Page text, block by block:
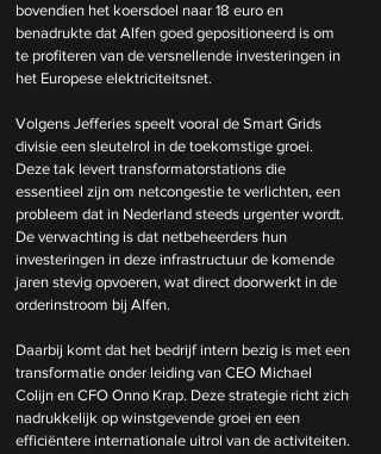
bovendien het koersdoel naar 18 euro en
benadrukte dat Alfen goed gepositioneerd is om
te profiteren van de versnellende investeringen in
het Europese elektriciteitsnet.
Volgens Jefferies speelt vooral de Smart Grids
divisie een sleutelrol in de toekomstige groei.
Deze tak levert transformatorstations die
essentieel zijn om netcongestie te verlichten, een
probleem dat in Nederland steeds urgenter wordt.
De verwachting is dat netbeheerders hun
investeringen in deze infrastructuur de komende
jaren stevig opvoeren, wat direct doorwerkt in de
orderinstroom bij Alfen.
Daarbij komt dat het bedrijf intern bezig is met een
transformatie onder leiding van CEO Michael
Colijn en CFO Onno Krap. Deze strategie richt zich
nadrukkelijk op winstgevende groei en een
efficiëntere internationale uitrol van de activiteiten.